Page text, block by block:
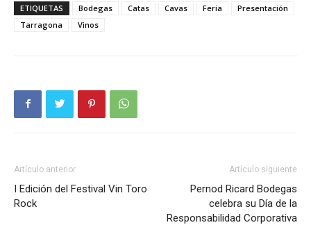
ETIQUETAS Bodegas Catas Cavas Feria
Presentación
Tarragona
Vinos
Artículo anterior
I Edición del Festival Vin Toro
Rock
Artículo siguiente
Pernod Ricard Bodegas
celebra su Día de la
Responsabilidad Corporativa